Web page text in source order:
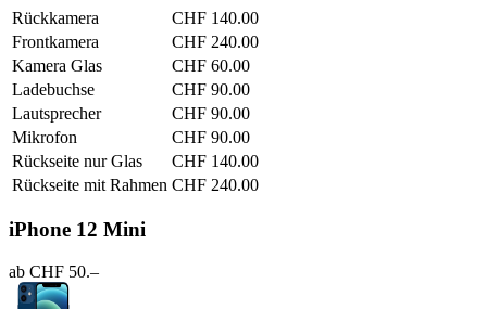
Rückkamera
CHF 140.00
Frontkamera
CHF 240.00
Kamera Glas
CHF 60.00
Ladebuchse
CHF 90.00
Lautsprecher
CHF 90.00
Mikrofon
CHF 90.00
Rückseite nur Glas
CHF 140.00
Rückseite mit Rahmen CHF 240.00
iPhone 12 Mini
ab CHF 50.–